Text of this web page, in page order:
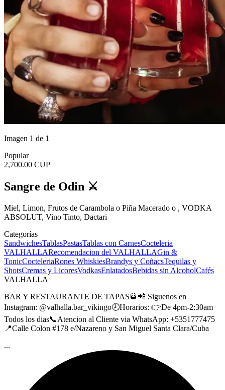
Imagen 1 de 1
Popular
2,700.00 CUP
Sangre de Odin ⚔️
Miel, Limon, Frutos de Carambola o Piña Macerado o , VODKA
ABSOLUT, Vino Tinto, Dactari
Categorías
SandwichesTablasPastasTablas con CarnesCocteleria
VALHALLARecomendacion del VALHALLAGin &
TonicCocteleriaRones WhiskiesBrandys y CoñacsTequilas y
ShotsCremas y LicoresVodkasEnlatadosBebidas sin AlcoholCafés
VALHALLA
BAR Y RESTAURANTE DE TAPAS🥃📲 Siguenos en
Instagram: @valhalla.bar_vikingo🕗Horarios: 👉De 4pm-2:30am
Todos los dias📞Atencion al Cliente via WhatsApp: +5351777475
📍Calle Colon #178 e/Nazareno y San Miguel Santa Clara/Cuba
...